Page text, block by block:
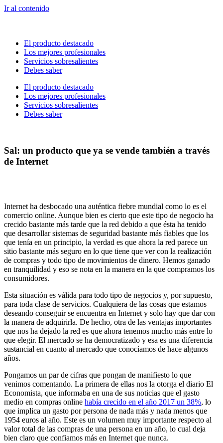
Ir al contenido
El producto destacado
Los mejores profesionales
Servicios sobresalientes
Debes saber
El producto destacado
Los mejores profesionales
Servicios sobresalientes
Debes saber
Sal: un producto que ya se vende también a través
de Internet
Internet ha desbocado una auténtica fiebre mundial como lo es el
comercio online. Aunque bien es cierto que este tipo de negocio ha
crecido bastante más tarde que la red debido a que ésta ha tenido
que desarrollar sistemas de seguridad bastante más fiables que los
que tenía en un principio, la verdad es que ahora la red parece un
sitio bastante más seguro en lo que tiene que ver con la realización
de compras y todo tipo de movimientos de dinero. Hemos ganado
en tranquilidad y eso se nota en la manera en la que compramos los
consumidores.
Esta situación es válida para todo tipo de negocios y, por supuesto,
para toda clase de servicios. Cualquiera de las cosas que estamos
deseando conseguir se encuentra en Internet y solo hay que dar con
la manera de adquirirla. De hecho, otra de las ventajas importantes
que nos ha dejado la red es que ahora tenemos mucho más entre lo
que elegir. El mercado se ha democratizado y esa es una diferencia
sustancial en cuanto al mercado que conocíamos de hace algunos
años.
Pongamos un par de cifras que pongan de manifiesto lo que
venimos comentando. La primera de ellas nos la otorga el diario El
Economista, que informaba en una de sus noticias que el gasto
medio en compras online había crecido en el año 2017 un 38%, lo
que implica un gasto por persona de nada más y nada menos que
1954 euros al año. Este es un volumen muy importante respecto al
valor total de las compras de una persona en un año, lo cual deja
bien claro que confiamos más en Internet que nunca.